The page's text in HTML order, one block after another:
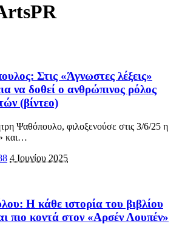
Στις «Άγνωστες λέξεις»
να δοθεί ο ανθρώπινος ρόλος
(βίντεο)
Ψαθόπουλο, φιλοξενούσε στις 3/6/25 η
και…
4 Ιουνίου 2025
Η κάθε ιστορία του βιβλίου
πιο κοντά στον «Αρσέν Λουπέν»